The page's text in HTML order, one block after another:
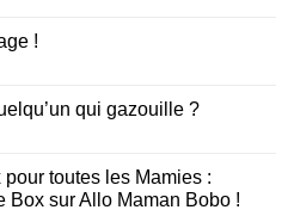
!
qui gazouille ?
toutes les Mamies :
Box sur Allo Maman Bobo !